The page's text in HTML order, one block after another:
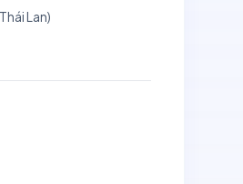
Lan)